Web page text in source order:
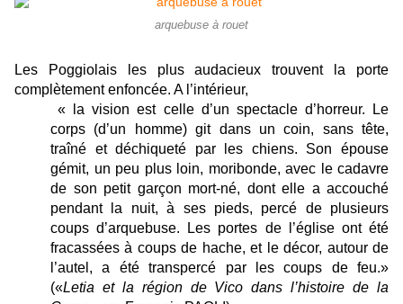
arquebuse à rouet
Les Poggiolais les plus audacieux trouvent la porte
complètement enfoncée. A l’intérieur,
« la vision est celle d’un spectacle d’horreur. Le
corps (d’un homme) git dans un coin, sans tête,
traîné et déchiqueté par les chiens. Son épouse
gémit, un peu plus loin, moribonde, avec le cadavre
de son petit garçon mort-né, dont elle a accouché
pendant la nuit, à ses pieds, percé de plusieurs
coups d’arquebuse. Les portes de l’église ont été
fracassées à coups de hache, et le décor, autour de
l’autel, a été transpercé par les coups de feu.»
(«Letia et la région de Vico dans l’histoire de la